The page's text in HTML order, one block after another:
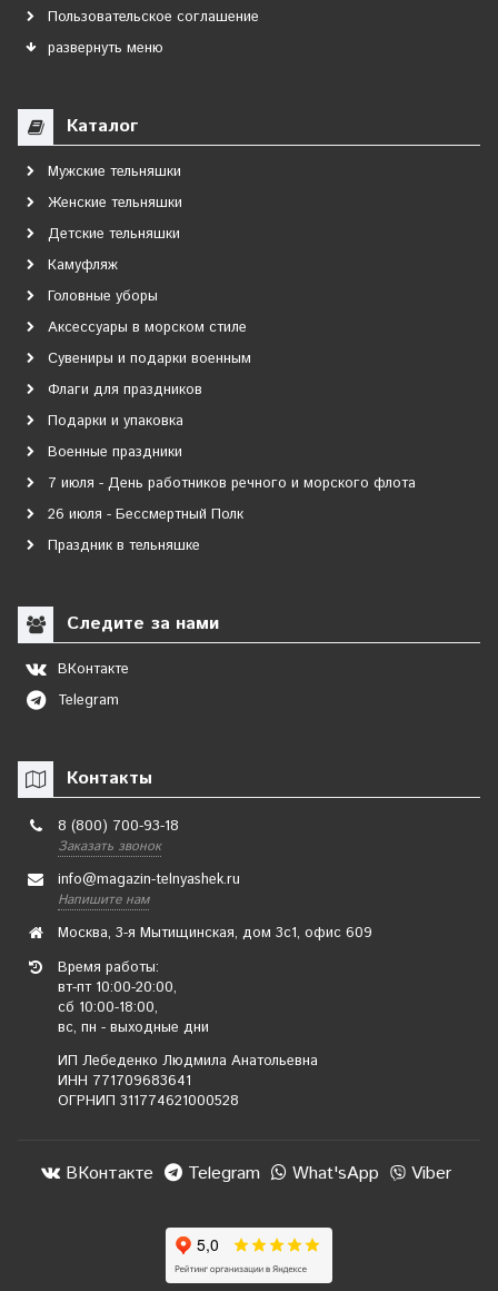
Пользовательское соглашение
развернуть меню
Каталог
Мужские тельняшки
Женские тельняшки
Детские тельняшки
Камуфляж
Головные уборы
Аксессуары в морском стиле
Сувениры и подарки военным
Флаги для праздников
Подарки и упаковка
Военные праздники
7 июля - День работников речного и морского флота
26 июля - Бессмертный Полк
Праздник в тельняшке
Следите за нами
ВКонтакте
Telegram
Контакты
8 (800) 700-93-18
Заказать звонок
info@magazin-telnyashek.ru
Напишите нам
Москва, 3-я Мытищинская, дом 3с1, офис 609
Время работы:
вт-пт 10:00-20:00,
сб 10:00-18:00,
вс, пн - выходные дни
ИП Лебеденко Людмила Анатольевна
ИНН 771709683641
ОГРНИП 311774621000528
ВКонтакте Telegram What'sApp Viber